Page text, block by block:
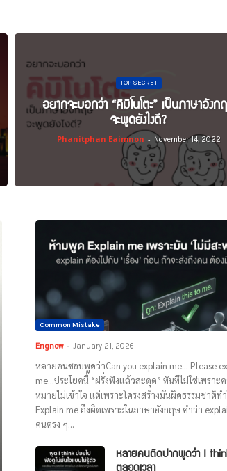
TOP SECRET
อยากจะบอกว่า “คิมิโนโตะ” เป็นภาษาอัง
จะพูดยังไงดี?
Phanitphan Eaimnon - November 14, 2022
Common Mistake
Engnow - January 21, 2026
หลายคนชอบพูดว่าCan you explain me… Please
me…ประโยคนี้ “ฝรั่งฟังแล้วสะดุด” ทันทีไม่ใช่เพราะ
หมายไม่เข้าใจ แต่เพราะโครงสร้างมันผิดธรรมชาติท
Explain me ถึงผิดเพราะในภาษาอังกฤษ คำว่า
คนตรง ๆ...
หลายคนติดปากพูดว่า I